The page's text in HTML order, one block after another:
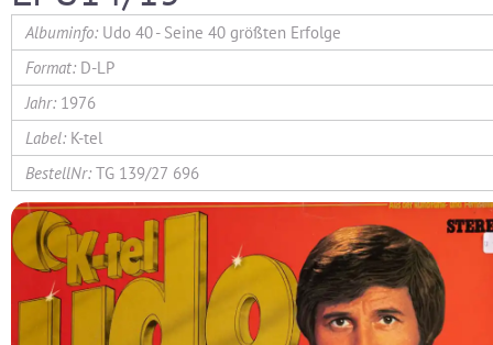
Udo 40 - Seine 40 größten Erfolge
D-LP
1976
K-tel
TG 139/27 696